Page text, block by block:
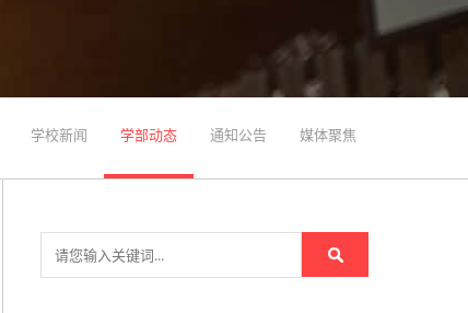
学校新闻 学部动态 通知公告 媒体聚焦